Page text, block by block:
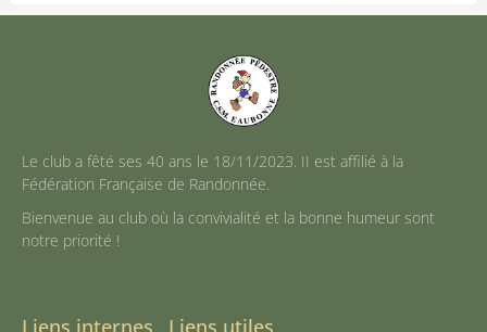
Le club a fêté ses 40 ans le 18/11/2023. II est affilié à la
Fédération Française de Randonnée.
Bienvenue au club où la convivialité et la bonne humeur sont
notre priorité !
Liens internes Liens utiles